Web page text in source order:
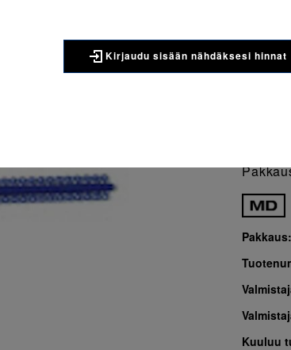
3M
Pakkaus:
Kuuluu
Kirjaudu sisään nähdäksesi hinnat